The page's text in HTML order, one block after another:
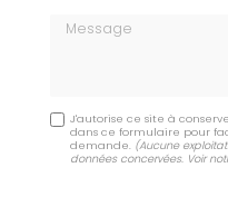
Message
J'autorise ce site à
dans ce formulaire pour
demande. (Aucune
données concervées. Voir